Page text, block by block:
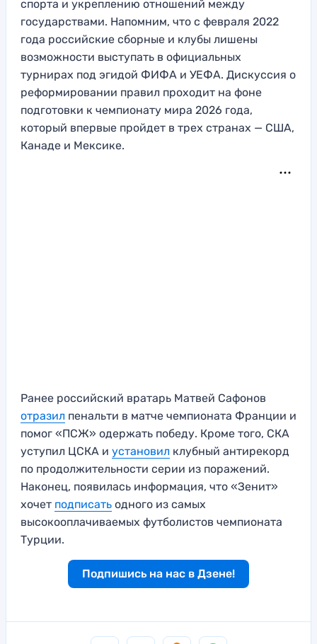
спорта и укреплению отношений между
государствами. Напомним, что с февраля 2022
года российские сборные и клубы лишены
возможности выступать в официальных
турнирах под эгидой ФИФА и УЕФА. Дискуссия о
реформировании правил проходит на фоне
подготовки к чемпионату мира 2026 года,
который впервые пройдет в трех странах — США,
Канаде и Мексике.
Ранее российский вратарь Матвей Сафонов
отразил пенальти в матче чемпионата Франции и
помог «ПСЖ» одержать победу. Кроме того, СКА
уступил ЦСКА и установил клубный антирекорд
по продолжительности серии из поражений.
Наконец, появилась информация, что «Зенит»
хочет подписать одного из самых
высокооплачиваемых футболистов чемпионата
Турции.
Подпишись на нас в Дзене!